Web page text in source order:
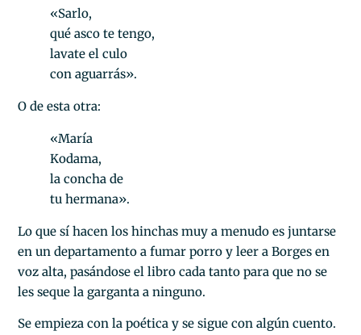
«Sarlo,
qué asco te tengo,
lavate el culo
con aguarrás».
O de esta otra:
«María
Kodama,
la concha de
tu hermana».
Lo que sí hacen los hinchas muy a menudo es juntarse
en un departamento a fumar porro y leer a Borges en
voz alta, pasándose el libro cada tanto para que no se
les seque la garganta a ninguno.
Se empieza con la poética y se sigue con algún cuento.